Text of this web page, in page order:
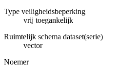
Type veiligheidsbeperking
vrij toegankelijk
Ruimtelijk schema dataset(serie)
vector
Noemer